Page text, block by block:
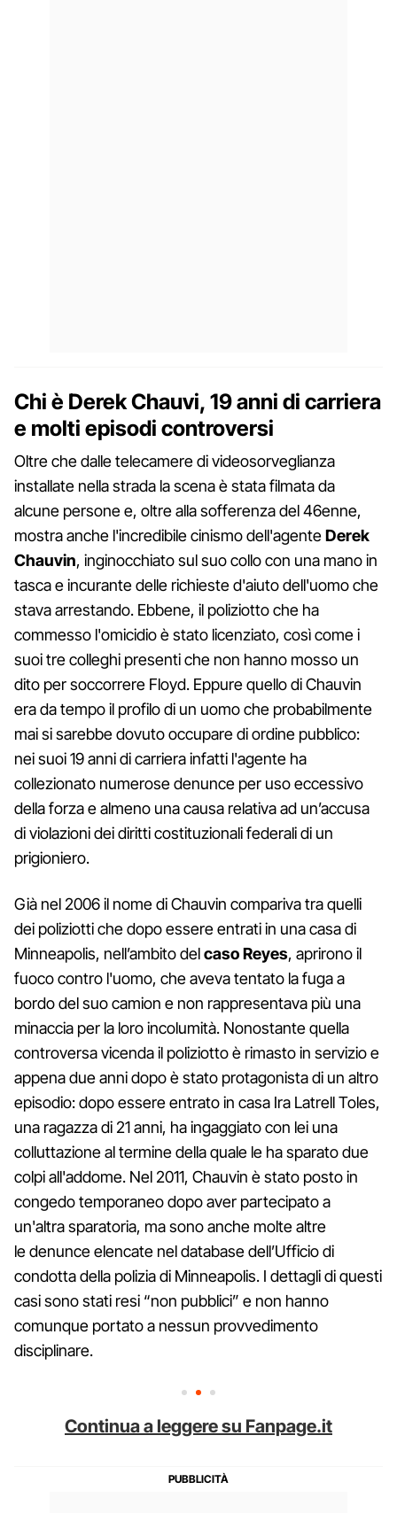
Chi è Derek Chauvi, 19 anni di carriera
e molti episodi controversi
Oltre che dalle telecamere di videosorveglianza
installate nella strada la scena è stata filmata da
alcune persone e, oltre alla sofferenza del 46enne,
mostra anche l'incredibile cinismo dell'agenteDerek
Chauvin, inginocchiato sul suo collo con una mano in
tasca e incurante delle richieste d'aiuto dell'uomo che
stava arrestando. Ebbene, il poliziotto che ha
commesso l'omicidio è stato licenziato, così come i
suoi tre colleghi presenti che non hanno mosso un
dito per soccorrere Floyd. Eppure quello di Chauvin
era da tempo il profilo di un uomo che probabilmente
mai si sarebbe dovuto occupare di ordine pubblico:
nei suoi 19 anni di carriera infatti l'agente ha
collezionato numerose denunce per uso eccessivo
della forza e almeno una causa relativa ad un’accusa
di violazioni dei diritti costituzionali federali di un
prigioniero.
Già nel 2006 il nome di Chauvin compariva tra quelli
dei poliziotti che dopo essere entrati in una casa di
Minneapolis, nell’ambito delcaso Reyes, aprirono il
fuoco contro l'uomo, che aveva tentato la fuga a
bordo del suo camion e non rappresentava più una
minaccia per la loro incolumità. Nonostante quella
controversa vicenda il poliziotto è rimasto in servizio e
appena due anni dopo è stato protagonista di un altro
episodio: dopo essere entrato in casa Ira Latrell Toles,
una ragazza di 21 anni, ha ingaggiato con lei una
colluttazione al termine della quale le ha sparato due
colpi all'addome. Nel 2011, Chauvin è stato posto in
congedo temporaneo dopo aver partecipato a
un'altra sparatoria, ma sono anche molte altre
le denunce elencate nel database dell’Ufficio di
condotta della polizia di Minneapolis. I dettagli di questi
casi sono stati resi “non pubblici” e non hanno
comunque portato a nessun provvedimento
disciplinare.
Continua a leggere su Fanpage.it